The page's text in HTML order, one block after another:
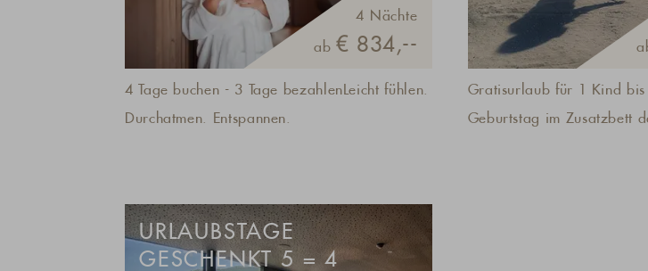
4 Nächte
ab€ 834,--
4 Tage buchen - 3 Tage bezahlenLeicht fühlen.
Durchatmen. Entspannen.
Gratisurlaub für 1 Kind bis
Geburtstag im Zusatzbett
URLAUBSTAGE
GESCHENKT 5 = 4